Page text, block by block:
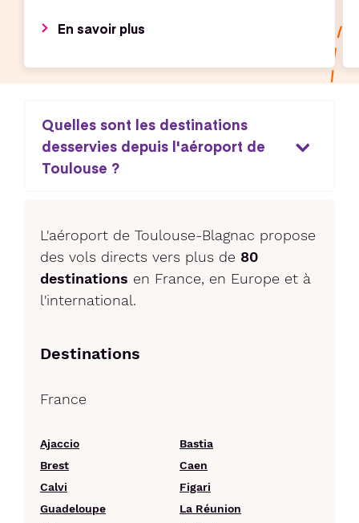
En savoir plus
Quelles sont les destinations
desservies depuis l'aéroport de
Toulouse ?
L'aéroport de Toulouse-Blagnac propose
des vols directs vers plus de 80
destinations en France, en Europe et à
l'international.
Destinations
France
Ajaccio
Bastia
Brest
Caen
Calvi
Figari
Guadeloupe
La Réunion